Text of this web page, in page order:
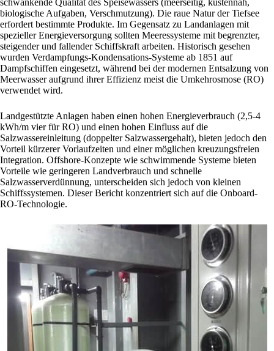
schwankende Qualität des Speisewassers (meerseitig, küstennah,
biologische Aufgaben, Verschmutzung). Die raue Natur der Tiefsee
erfordert bestimmte Produkte. Im Gegensatz zu Landanlagen mit
spezieller Energieversorgung sollten Meeressysteme mit begrenzter,
steigender und fallender Schiffskraft arbeiten. Historisch gesehen
wurden Verdampfungs-Kondensations-Systeme ab 1851 auf
Dampfschiffen eingesetzt, während bei der modernen Entsalzung von
Meerwasser aufgrund ihrer Effizienz meist die Umkehrosmose (RO)
verwendet wird.
Landgestützte Anlagen haben einen hohen Energieverbrauch (2,5-4
kWh/m vier für RO) und einen hohen Einfluss auf die
Salzwassereinleitung (doppelter Salzwassergehalt), bieten jedoch den
Vorteil kürzerer Vorlaufzeiten und einer möglichen kreuzungsfreien
Integration. Offshore-Konzepte wie schwimmende Systeme bieten
Vorteile wie geringeren Landverbrauch und schnelle
Salzwasserverdünnung, unterscheiden sich jedoch von kleinen
Schiffssystemen. Dieser Bericht konzentriert sich auf die Onboard-
RO-Technologie.